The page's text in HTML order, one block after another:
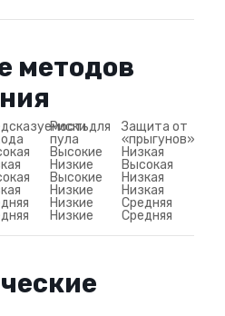
методов
Риски для
пула
Защита от
«прыгунов»
Высокие
Низкая
Низкие
Высокая
Высокие
Низкая
Низкие
Низкая
Низкие
Средняя
Низкие Средняя